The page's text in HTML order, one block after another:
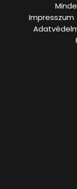
Impresszum